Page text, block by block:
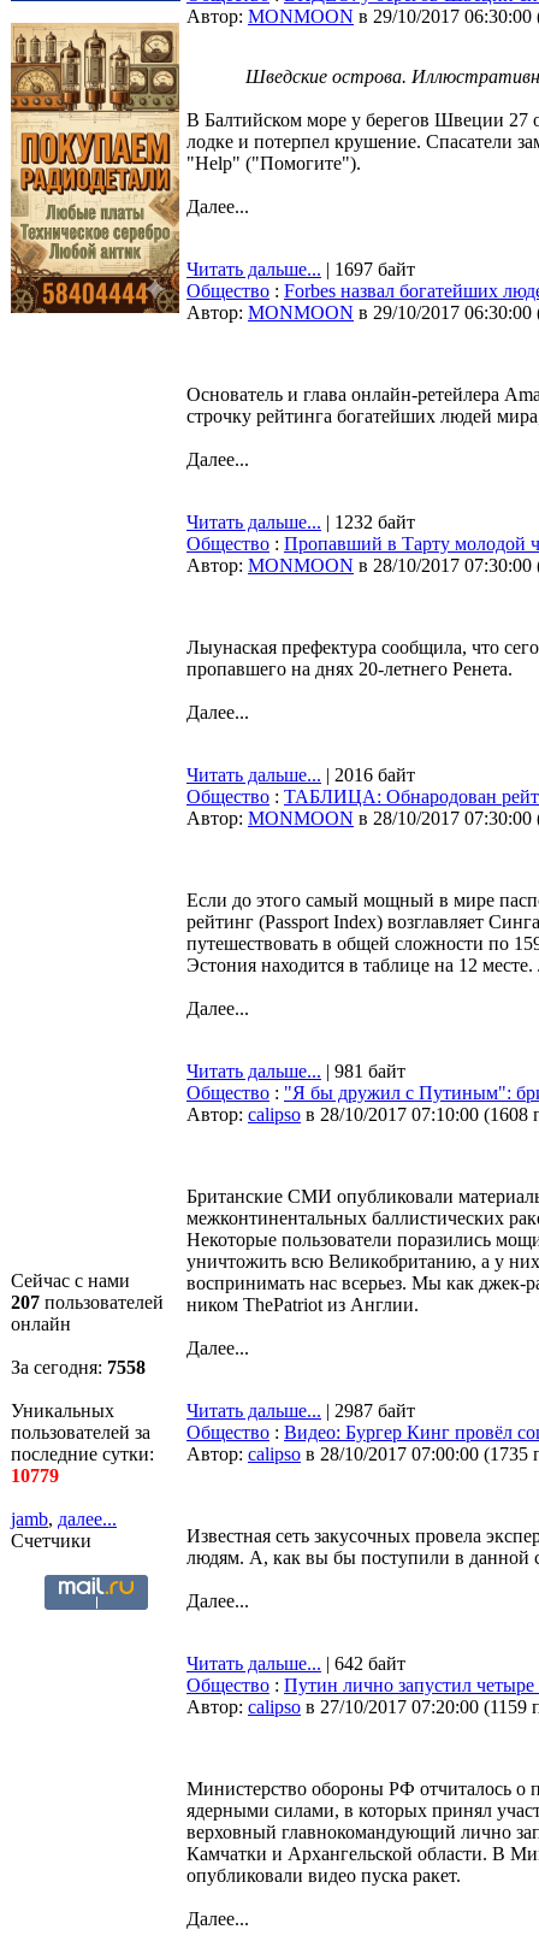
Сейчас с нами
207 пользователей
онлайн
За сегодня: 7558
Уникальных
пользователей за
последние сутки:
10779
jamb, далее...
Счетчики
Автор: MONMOON в 29/10/2017 06:30:00
Шведские острова.
В Балтийском море у берегов Швеции 27
лодке и потерпел крушение. Спасатели
"Help" ("Помогите").
Далее...
Читать дальше... | 1697 байт
Общество : Forbes назвал богатейших
Автор: MONMOON в 29/10/2017 06:30:00
Основатель и глава онлайн-ретейлера
строчку рейтинга богатейших людей
Далее...
Читать дальше... | 1232 байт
Общество : Пропавший в Тарту молодой
Автор: MONMOON в 28/10/2017 07:30:00
Лыунаская префектура сообщила, что
пропавшего на днях 20-летнего Ренета.
Далее...
Читать дальше... | 2016 байт
Общество : ТАБЛИЦА: Обнародован
Автор: MONMOON в 28/10/2017 07:30:00
Если до этого самый мощный в мире
рейтинг (Passport Index) возглавляет
путешествовать в общей сложности по
Эстония находится в таблице на 12
Далее...
Читать дальше... | 981 байт
Общество : "Я бы дружил с Путиным":
Автор: calipso в 28/10/2017 07:10:00 (1608
Британские СМИ опубликовали
межконтинентальных баллистических
Некоторые пользователи поразились
уничтожить всю Великобританию, а у
воспринимать нас всерьез. Мы как джек-
ником ThePatriot из Англии.
Далее...
Читать дальше... | 2987 байт
Общество : Видео: Бургер Кинг провёл
Автор: calipso в 28/10/2017 07:00:00 (1735
Известная сеть закусочных провела
людям. А, как вы бы поступили в данной
Далее...
Читать дальше... | 642 байт
Общество : Путин лично запустил четыре
Автор: calipso в 27/10/2017 07:20:00 (1159
Министерство обороны РФ отчиталось о
ядерными силами, в которых принял
верховный главнокомандующий лично
Камчатки и Архангельской области. В
опубликовали видео пуска ракет.
Далее...